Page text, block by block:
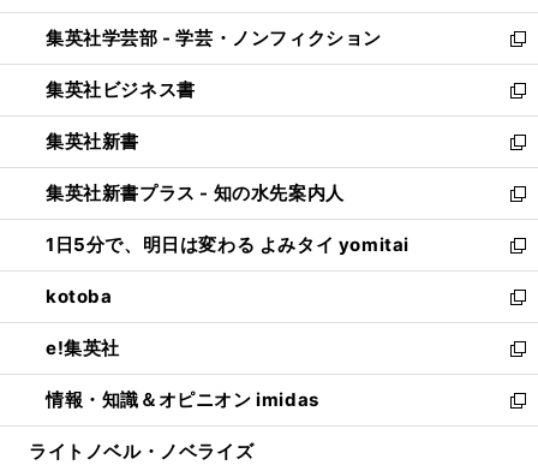
開
く
ウ
で
開
く
ン
ド
ウ
で
開
く
ウ
ィ
ン
ド
ウ
で
開
く
集英社学芸部 - 学芸・ノンフィクション
新
し
い
ウ
ィ
ン
ド
ウ
で
開
く
集英社ビジネス書
新
し
い
ウ
ィ
ン
ド
ウ
で
開
く
集英社新書
新
し
い
ウ
ィ
ン
ド
ウ
で
開
く
集英社新書プラス - 知の水先案内人
新
し
い
ウ
ィ
ン
ド
ウ
で
開
1日5分で、明日は変わる よみタイ yomitai
新
し
い
ウ
ィ
ン
ド
ウ
kotoba
新
し
い
ウ
ィ
ン
e!集英社
新
し
い
ウ
情報・知識＆オピニオン imidas
新
し
ライトノベル・ノベライズ